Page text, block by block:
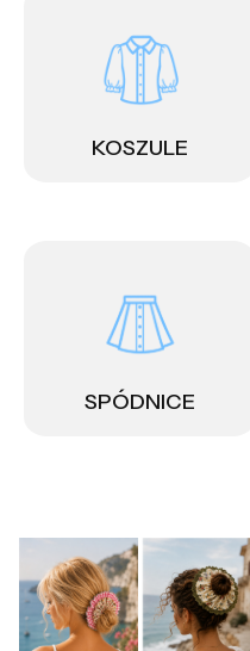
KOSZULE
SPÓDNICE